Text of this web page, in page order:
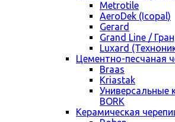
Metrotile
AeroDek (Icopal)
Gerard
Grand Line /
Luxard
Цементно-песчаная
Braas
Kriastak
Универсальные
BORK
Керамическая